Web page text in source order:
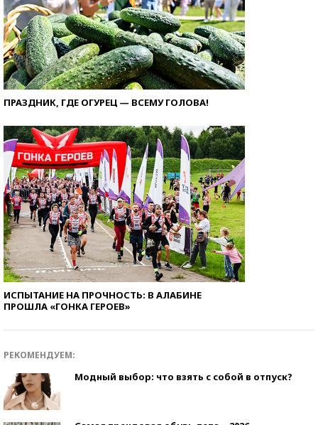
ПРАЗДНИК, ГДЕ ОГУРЕЦ — ВСЕМУ ГОЛОВА!
ИСПЫТАНИЕ НА ПРОЧНОСТЬ: В АЛАБИНЕ
ПРОШЛА «ГОНКА ГЕРОЕВ»
РЕКОМЕНДУЕМ:
Модный выбор: что взять с собой в отпуск?